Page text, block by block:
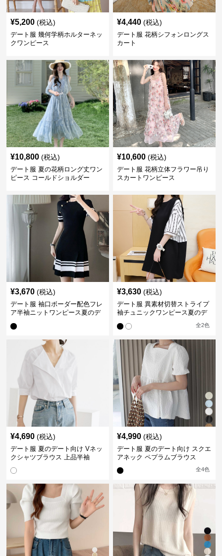
¥5,200 (税込)
デート服 幾何学柄ホルターネッ
クワンピース
¥4,440 (税込)
デート服 花柄シフォンロングス
カート
¥10,800 (税込)
デート服 夏の花柄ロング丈ワン
ピース コールドショルダー
¥10,600 (税込)
デート服 花柄立体フラワー吊り
スカートワンピース
¥3,670 (税込)
デート服 袖口ボーダー配色フレ
ア半袖ニットワンピース夏のデ
¥3,630 (税込)
デート服 異素材切替ストライプ
袖チュニックワンピース夏のデ
全2色
¥4,690 (税込)
デート服 夏のデート向け Vネッ
クシャツブラウス 上品半袖
¥4,990 (税込)
デート服 夏のデート向け スクエ
アネック ペプラムブラウス
全4色